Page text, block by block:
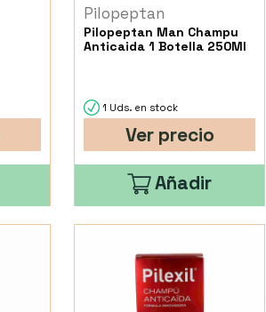
Pilopeptan
Pilopeptan Man Champu
Anticaida 1 Botella 250Ml
1 Uds. en stock
Ver precio
Añadir